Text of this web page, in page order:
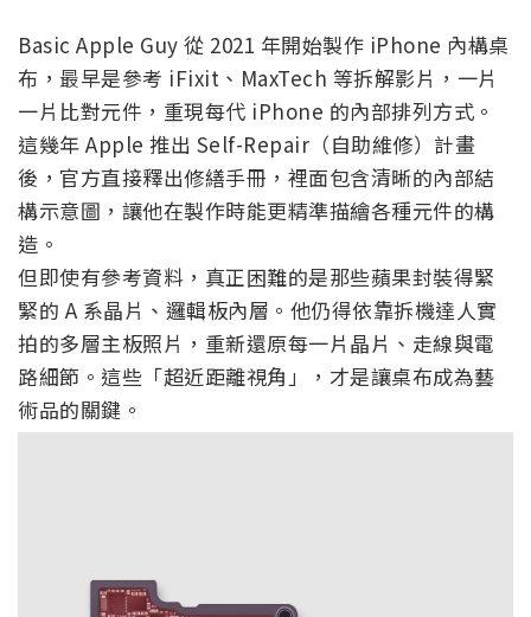
Basic Apple Guy 從 2021 年開始製作 iPhone 內構桌
布，最早是參考 iFixit、MaxTech 等拆解影片，一片
一片比對元件，重現每代 iPhone 的內部排列方式。
這幾年 Apple 推出 Self-Repair（自助維修）計畫
後，官方直接釋出修繕手冊，裡面包含清晰的內部結
構示意圖，讓他在製作時能更精準描繪各種元件的構
造。
但即使有參考資料，真正困難的是那些蘋果封裝得緊
緊的 A 系晶片、邏輯板內層。他仍得依靠拆機達人實
拍的多層主板照片，重新還原每一片晶片、走線與電
路細節。這些「超近距離視角」，才是讓桌布成為藝
術品的關鍵。